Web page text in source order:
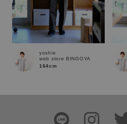
この条件で絞
yoshie
web store BINGOYA
164cm